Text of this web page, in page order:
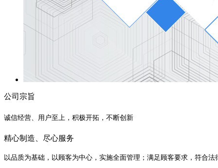
公司宗旨
诚信经营、用户至上，积极开拓，不断创新
精心制造、尽心服务
以品质为基础，以顾客为中心，实施全面管理；满足顾客要求，符合